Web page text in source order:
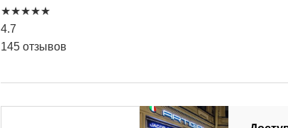
★★★★★
4.7
145 отзывов